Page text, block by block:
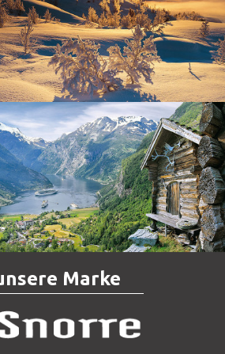
Norway - Winter gold
Norway - Geiranger
Marke